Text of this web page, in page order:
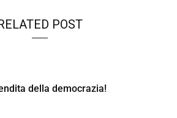
POST
della democrazia!